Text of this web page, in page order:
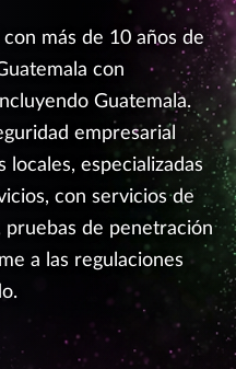
más de 10 años de
con
Guatemala.
empresarial
locales, especializadas
con servicios de
pruebas de penetración
a las regulaciones